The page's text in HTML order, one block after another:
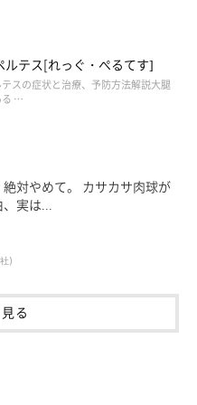
ルテス[れっぐ・ぺるてす]
スの症状と治療、予防方法解説大腿
る …
絶対やめて。 カサカサ肉球が
、実は...
)
る